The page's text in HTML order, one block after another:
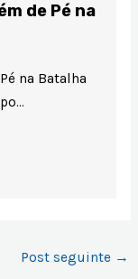
de Pé na
na Batalha
Post seguinte →